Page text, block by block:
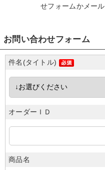
せフォームかメール
お問い合わせフォーム
件名(タイトル)
オーダーＩＤ
商品名